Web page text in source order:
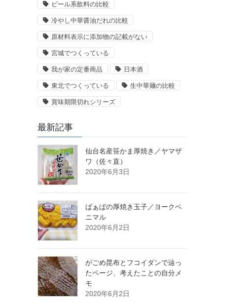
ビール系飲料の比較
冷やし中華醤油だれの比較
原材料表示に添加物の記載がない
宮城でつくっている
我が家の定番商品 日本酒
東北でつくっている 生中華麺の比較
賞味期限切れシリーズ
最新記事
仙台名産笹かま厚焼き／ヤマザ
ワ（佐々直）
2020年6月3日
ばぁばの厚焼き玉子／ヨークベ
ニマル
2020年6月2日
がごめ昆布とフコイダンで辿っ
たページ、考えたことの自分メ
モ
2020年6月2日